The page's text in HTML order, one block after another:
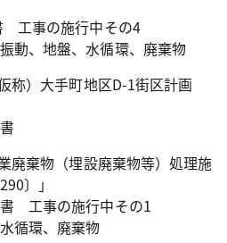
工事の施行中その4
動、地盤、水循環、廃棄物
）大手町地区D-1街区計画
棄物（埋設廃棄物等）処理施
〕」
工事の施行中その1
循環、廃棄物